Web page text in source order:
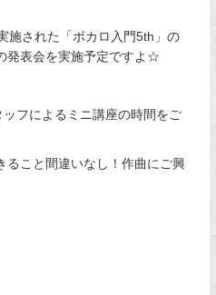
施された「ボカロ入門5th」の
発表会を実施予定ですよ☆
ッフによるミニ講座の時間をご
ること間違いなし！作曲にご興